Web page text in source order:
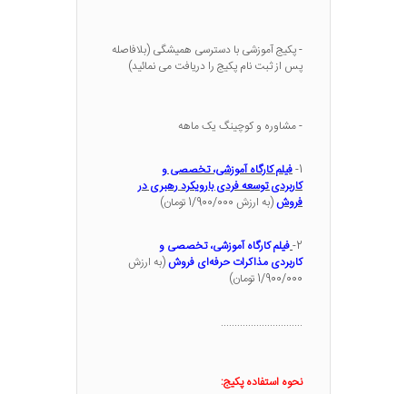
- پکیج آموزشی با دسترسی همیشگی (بلافاصله
پس از ثبت نام پکیج را دریافت می نمائید)
- مشاوره و کوچینگ یک ماهه
1- فیلم کارگاه آموزشی، تخصصی و
کاربردیتوسعه فردی بارویکرد رهبری در
فروش(به ارزش 1/900/000 تومان)
2- فیلم کارگاه آموزشی، تخصصی و
کاربردی مذاکرات حرفه‌ای فروش(به ارزش
1/900/000 تومان)
..............................
نحوه استفادهپکیج: